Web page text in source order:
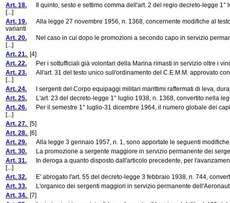
Art. 18. Il quinto, sesto e settimo comma dell'art. 2 del regio decreto-legge
[...]
Art. 19. Alla legge 27 novembre 1956, n. 1368, concernente modifiche al
varianti
Art. 20. Nel caso in cui dopo le promozioni a secondo capo in servizio
[...]
Art. 21. [4]
Art. 22. Per i sottufficiali già volontari della Marina rimasti in servizio oltre i
Art. 23. All'art. 31 del testo unico sull'ordinamento del C.E.M.M. approvato
[...]
Art. 24. I sergenti del Corpo equipaggi militari marittimi raffermati di leva,
Art. 25. L'art. 23 del decreto-legge 1° luglio 1938, n. 1368, convertito nella
Art. 26. Per il semestre 1° luglio-31 dicembre 1964, il numero globale dei
[...]
Art. 27. [5]
Art. 28. [6]
Art. 29. Alla legge 3 gennaio 1957, n. 1, sono apportate le seguenti modifiche
Art. 30. La promozione a sergente maggiore in servizio permanente dei
Art. 31. In deroga a quanto disposto dall'articolo precedente, per
[...]
Art. 32. E' abrogato l'art. 55 del decreto-legge 3 febbraio 1938, n. 744,
Art. 33. L'organico dei sergenti maggiori in servizio permanente
Art. 34. [7]